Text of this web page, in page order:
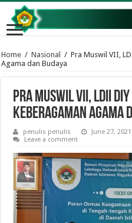
Home / Nasional / Pra Muswil VII,
Agama dan Budaya
Pra Muswil VII, LDII
Keberagaman Agama
penulis penulis June 27, 2021
Leave a comment